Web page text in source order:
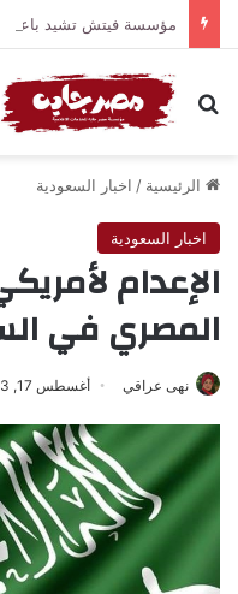
مؤسسة فيتش تشيد
بحث عن
الرئيسية / اخبار السعودية
اخبار السعودية
الإعدام
المصري في
نهى عراقي أغسطس 17, 2023